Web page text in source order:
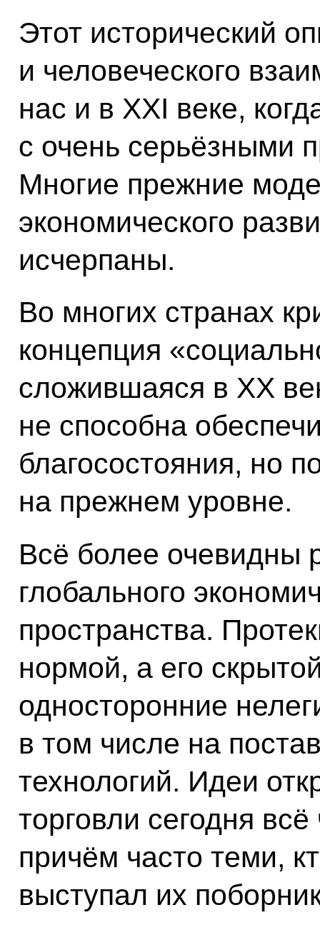
Этот исторический
и человеческого
нас и в XXI веке,
с очень серьёзными
Многие прежние
экономического
исчерпаны.
Во многих странах
концепция
сложившаяся в XX
не способна
благосостояния, но
на прежнем уровне.
Всё более очевидны
глобального
пространства.
нормой, а его
односторонние
в том числе на
технологий. Идеи
торговли сегодня
причём часто теми,
выступал их